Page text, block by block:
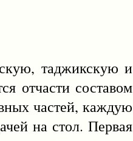
таджикскую и
отчасти составом
частей, каждую
на стол. Первая